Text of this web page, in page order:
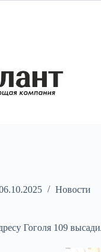
Новости
Гоголя 109